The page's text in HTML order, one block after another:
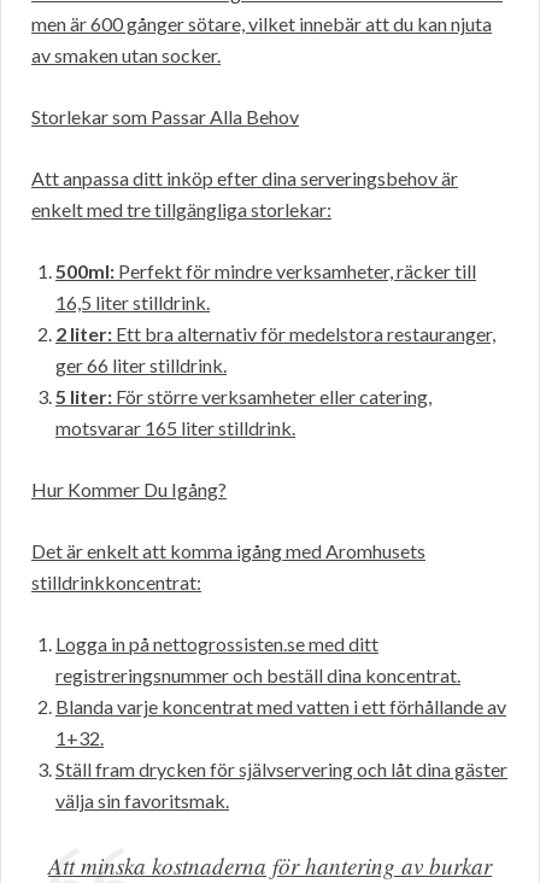
men är 600 gånger sötare, vilket innebär att du kan njuta
av smaken utan socker.
Storlekar som Passar Alla Behov
Att anpassa ditt inköp efter dina serveringsbehov är
enkelt med tre tillgängliga storlekar:
500ml: Perfekt för mindre verksamheter, räcker till
16,5 liter stilldrink.
2 liter: Ett bra alternativ för medelstora restauranger,
ger 66 liter stilldrink.
5 liter: För större verksamheter eller catering,
motsvarar 165 liter stilldrink.
Hur Kommer Du Igång?
Det är enkelt att komma igång med Aromhusets
stilldrinkkoncentrat:
Logga in på nettogrossisten.se med ditt
registreringsnummer och beställ dina koncentrat.
Blanda varje koncentrat med vatten i ett förhållande av
1+32.
Ställ fram drycken för självservering och låt dina gäster
välja sin favoritsmak.
Att minska kostnaderna för hantering av burkar